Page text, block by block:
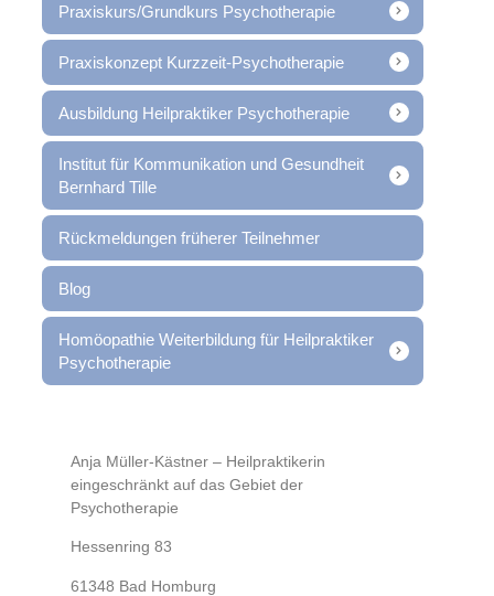
Praxiskurs/Grundkurs Psychotherapie
Praxiskonzept Kurzzeit-Psychotherapie
Ausbildung Heilpraktiker Psychotherapie
Institut für Kommunikation und Gesundheit
Bernhard Tille
Rückmeldungen früherer Teilnehmer
Blog
Homöopathie Weiterbildung für Heilpraktiker
Psychotherapie
Anja Müller-Kästner – Heilpraktikerin
eingeschränkt auf das Gebiet der
Psychotherapie
Hessenring 83
61348 Bad Homburg